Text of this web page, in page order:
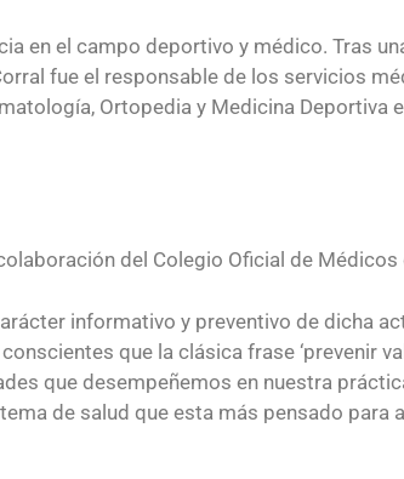
en el campo deportivo y médico. Tras
fue el responsable de los servicios
Ortopedia y Medicina Deportiva
del Colegio Oficial de Médicos
informativo y preventivo de dicha
que la clásica frase ‘prevenir
que desempeñemos en nuestra
de salud que esta más pensado para